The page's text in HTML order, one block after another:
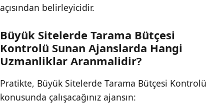
açısından belirleyicidir.
Büyük Sitelerde Tarama Bütçesi
Kontrolü Sunan Ajanslarda Hangi
Uzmanliklar Aranmalidir?
Pratikte, Büyük Sitelerde Tarama Bütçesi Kontrolü
konusunda çalışacağınız ajansın: